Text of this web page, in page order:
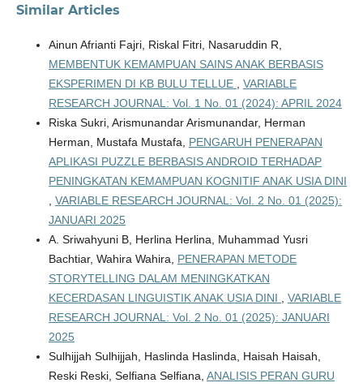
Similar Articles
Ainun Afrianti Fajri, Riskal Fitri, Nasaruddin R,
MEMBENTUK KEMAMPUAN SAINS ANAK BERBASIS
EKSPERIMEN DI KB BULU TELLUE
VARIABLE
RESEARCH JOURNAL: Vol. 1 No. 01 (2024): APRIL 2024
Riska Sukri, Arismunandar Arismunandar, Herman
Herman, Mustafa Mustafa, PENGARUH PENERAPAN
APLIKASI PUZZLE BERBASIS ANDROID TERHADAP
PENINGKATAN KEMAMPUAN KOGNITIF ANAK USIA DINI
VARIABLE RESEARCH JOURNAL: Vol. 2 No. 01 (2025):
JANUARI 2025
A. Sriwahyuni B, Herlina Herlina, Muhammad Yusri
Bachtiar, Wahira Wahira, PENERAPAN METODE
STORYTELLING DALAM MENINGKATKAN
KECERDASAN LINGUISTIK ANAK USIA DINI
VARIABLE
RESEARCH JOURNAL: Vol. 2 No. 01 (2025): JANUARI
2025
Sulhijjah Sulhijjah, Haslinda Haslinda, Haisah Haisah,
Reski Reski, Selfiana Selfiana, ANALISIS PERAN GURU